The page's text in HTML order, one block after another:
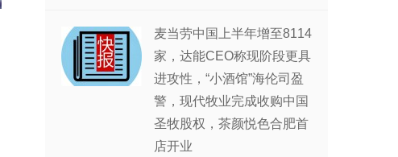
麦当劳中国上半年增至8114
家，达能CEO称现阶段更具
进攻性，“小酒馆”海伦司盈
警，现代牧业完成收购中国
圣牧股权，茶颜悦色合肥首
店开业